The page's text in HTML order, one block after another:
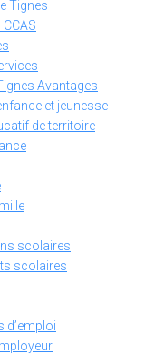
Tignes
CCAS
Avantages
et jeunesse
de territoire
scolaires
scolaires
d’emploi